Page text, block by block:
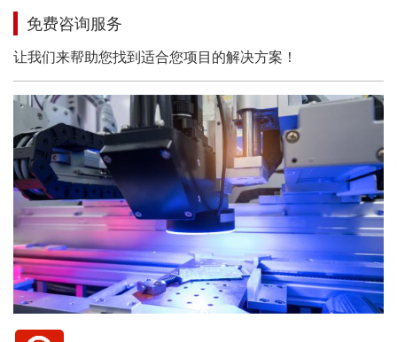
免费咨询服务
让我们来帮助您找到适合您项目的解决方案！